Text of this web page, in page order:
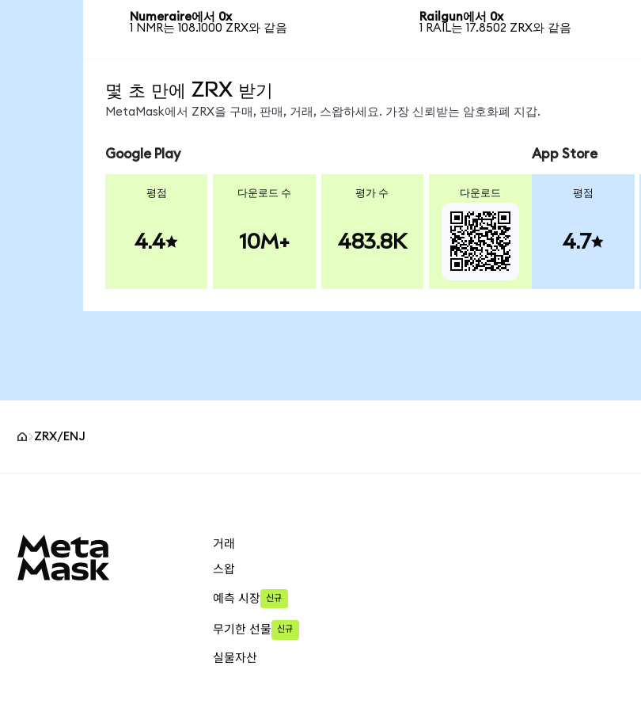
Numeraire에서 0x
1 NMR는 108.1000 ZRX와 같음
Railgun에서 0x
1 RAIL는 17.8502 ZRX와 같음
몇 초 만에 ZRX 받기
MetaMask에서 ZRX을 구매, 판매, 거래, 스왑하세요. 가장 신뢰받는 암호화폐 지갑.
Google Play
평점
4.4
다운로드 수
10M+
평가 수
483.8K
다운로드
App Store
평점
4.7
ZRX/ENJ
거래
스왑
예측 시장 신규
무기한 선물 신규
실물자산